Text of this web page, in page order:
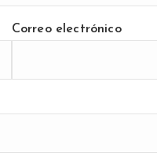
Correo electrónico